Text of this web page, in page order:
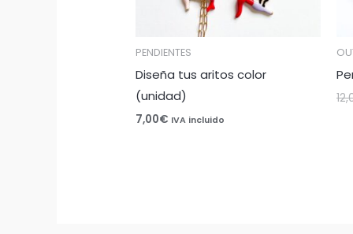
PENDIENTES
Diseña tus aritos color
(unidad)
7,00€ IVA incluido